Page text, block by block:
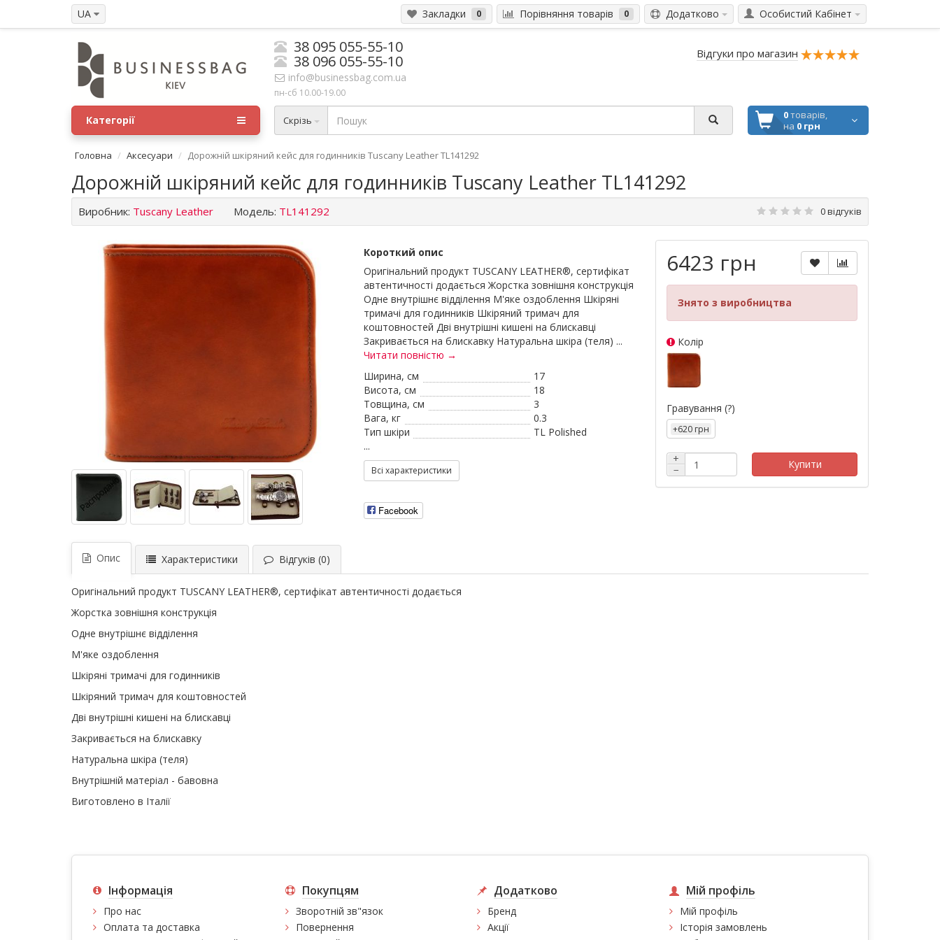
UA Особистий Кабінет
Додатково
Закладки 0 Порівняння товарів 0
38 095 055-55-10
38 096 055-55-10
info@businessbag.com.ua
пн-сб 10.00-19.00
Відгуки про магазин
Скрізь 0товарів,
на 0 грн
Категорії
Головна Аксесуари Дорожній шкіряний кейс для годинників Tuscany Leather TL141292
Дорожній шкіряний кейс для годинників Tuscany Leather TL141292
Виробник: Tuscany Leather Модель: TL141292 0 відгуків
Короткий опис
Оригінальний продукт TUSCANY LEATHER®, сертифікат
автентичності додається Жорстка зовнішня конструкція
Одне внутрішнє відділення М'яке оздоблення Шкіряні
тримачі для годинників Шкіряний тримач для
коштовностей Дві внутрішні кишені на блискавці
Закривається на блискавку Натуральна шкіра (теля) ...
Читати повністю →
Ширина, см
17
Висота, см
18
Товщина, см
3
Вага, кг
0.3
Тип шкіри
TL Polished
...
Всі характеристики
Facebook
6423 грн
Знято з виробництва
Колір
Гравування(?)
+620 грн
+
−
Купити
Опис Характеристики Відгуків (0)
Оригінальний продукт TUSCANY LEATHER®, сертифікат автентичності додається
Жорстка зовнішня конструкція
Одне внутрішнє відділення
М'яке оздоблення
Шкіряні тримачі для годинників
Шкіряний тримач для коштовностей
Дві внутрішні кишені на блискавці
Закривається на блискавку
Натуральна шкіра (теля)
Внутрішній матеріал - бавовна
Виготовлено в Італії
Інформація
Про нас
Оплата та доставка
Покупцям
Зворотній зв"язок
Повернення
Додатково
Бренд
Акції
Мій профіль
Мій профіль
Історія замовлень